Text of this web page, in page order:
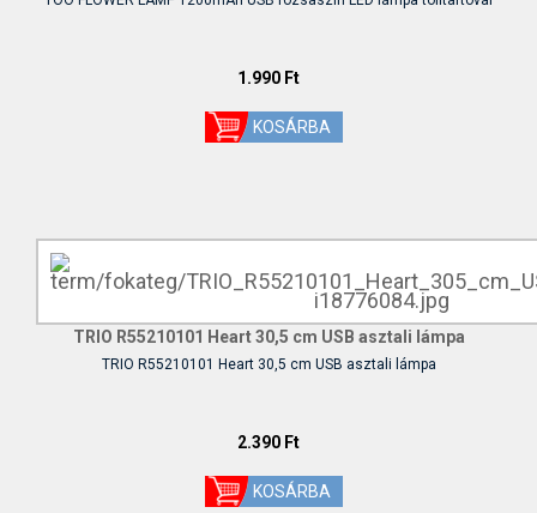
1.990 Ft
TRIO R55210101 Heart 30,5 cm USB asztali lámpa
TRIO R55210101 Heart 30,5 cm USB asztali lámpa
2.390 Ft